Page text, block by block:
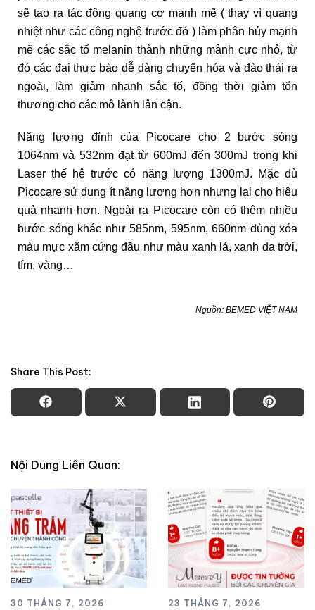
sẽ tạo ra tác động quang cơ mạnh mẽ ( thay vì quang
nhiệt như các công nghệ trước đó ) làm phân hủy mạnh
mẽ các sắc tố melanin thành những mảnh cực nhỏ, từ
đó các đại thực bào dễ dàng chuyển hóa và đào thải ra
ngoài, làm giảm nhanh sắc tố, đồng thời giảm tổn
thương cho các mô lành lân cận.
Năng lượng đỉnh của Picocare cho 2 bước sóng
1064nm và 532nm đạt từ 600mJ đến 300mJ trong khi
Laser thế hệ trước có năng lượng 1300mJ. Mặc dù
Picocare sử dụng ít năng lượng hơn nhưng lại cho hiệu
quả nhanh hơn. Ngoài ra Picocare còn có thêm nhiều
bước sóng khác như 585nm, 595nm, 660nm dùng xóa
màu mực xăm cứng đầu như màu xanh lá, xanh da trời,
tím, vàng…
Nguồn: BEMED VIỆT NAM
Share This Post:
Nội Dung Liên Quan:
30 THÁNG 7, 2026 23 THÁNG 7, 2026